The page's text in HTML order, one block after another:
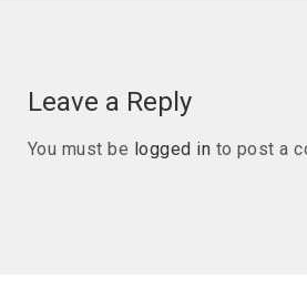
Leave a Reply
You must be logged in to post a